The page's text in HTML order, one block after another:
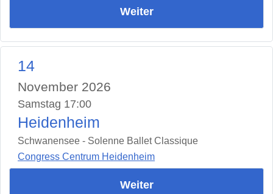
Weiter
14
November 2026
Samstag 17:00
Heidenheim
Schwanensee - Solenne Ballet Classique
Congress Centrum Heidenheim
Weiter